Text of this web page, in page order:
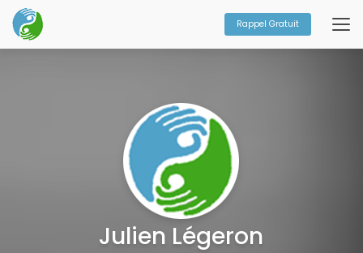
Aller
au
contenu
principal
Rappel Gratuit
Julien Légeron